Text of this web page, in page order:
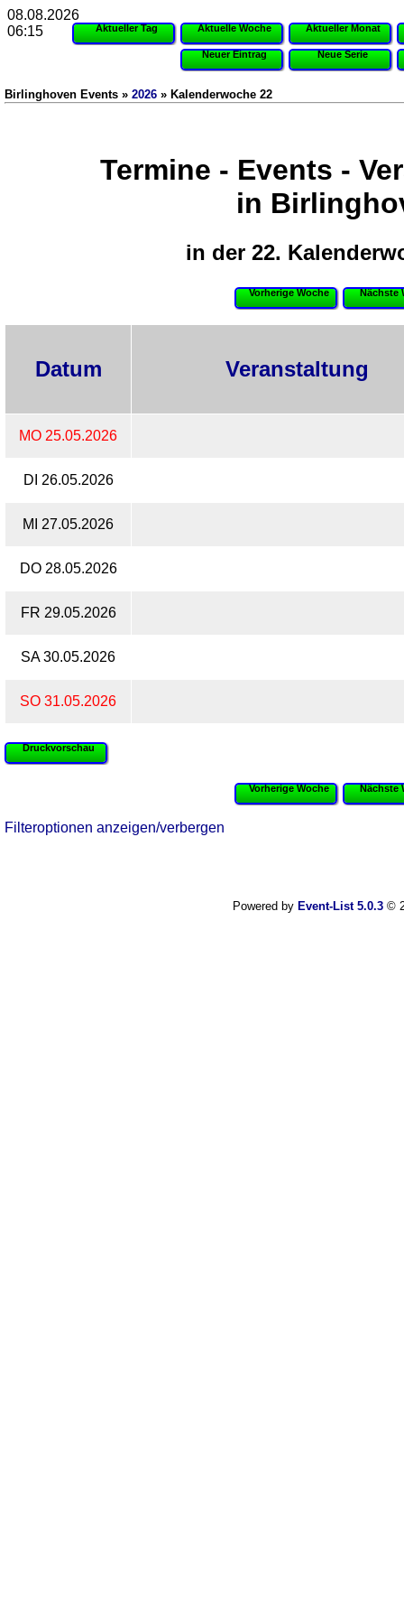
Aktueller Tag Aktuelle Woche Aktueller Monat
Neuer Eintrag Neue Serie
Birlinghoven Events » 2026 » Kalenderwoche 22
Termine - Events -
in
in der 22.
Vorherige Woche Nächste
Datum Veranstaltung
MO 25.05.2026
DI 26.05.2026
MI 27.05.2026
DO 28.05.2026
FR 29.05.2026
SA 30.05.2026
SO 31.05.2026
Druckvorschau
Vorherige Woche Nächste
Filteroptionen anzeigen/verbergen
Powered by Event-List 5.0.3©
08.08.2026
06:15